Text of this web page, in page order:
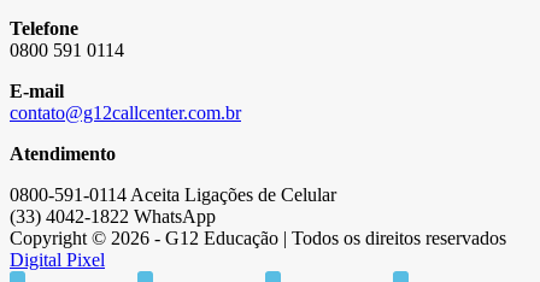
Telefone
0800 591 0114
E-mail
contato@g12callcenter.com.br
Atendimento
0800-591-0114 Aceita Ligações de Celular
(33) 4042-1822 WhatsApp
Copyright © 2026 - G12 Educação | Todos os direitos reservados
Digital Pixel